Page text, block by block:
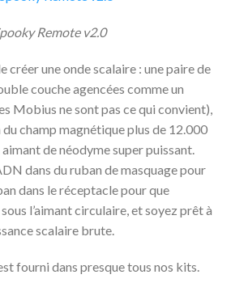
Remote v2.0
créer une onde scalaire : une paire de
couche agencées comme un
Mobius ne sont pas ce qui convient),
champ magnétique plus de 12.000
de néodyme super puissant.
dans du ruban de masquage pour
dans le réceptacle pour que
l’aimant circulaire, et soyez prêt à
scalaire brute.
fourni dans presque tous nos kits.